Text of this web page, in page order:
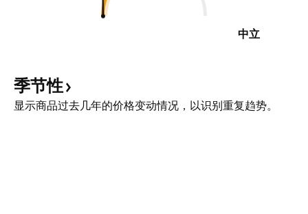
中立
季节性
显示商品过去几年的价格变动情况，以识别重复趋势。